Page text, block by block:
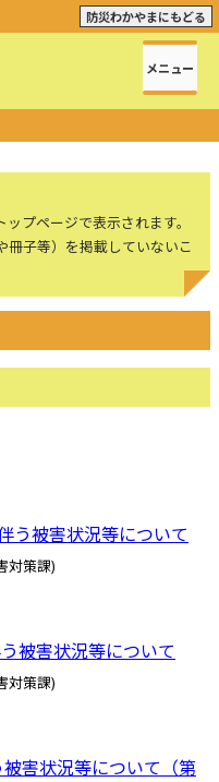
防災わかやまにもどる
プページで表示されます。
冊子等）を掲載していないこ
う被害状況等について
策課)
被害状況等について
策課)
害状況等について（第
メニュー